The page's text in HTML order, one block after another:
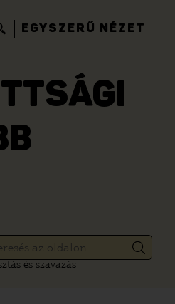
EGYSZERŰ NÉZET
és szavazás